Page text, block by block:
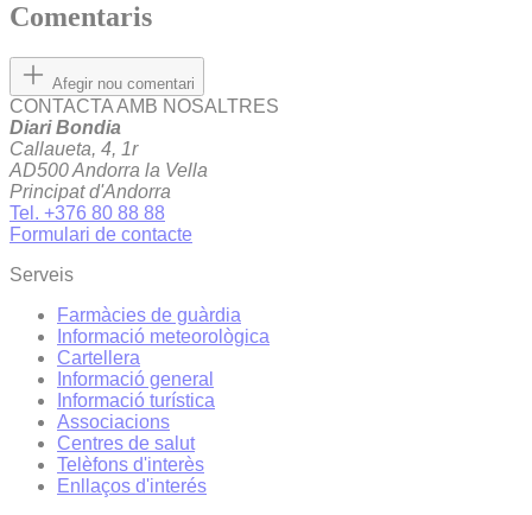
Comentaris
Afegir nou comentari
CONTACTA AMB NOSALTRES
Diari Bondia
Callaueta, 4, 1r
AD500 Andorra la Vella
Principat d'Andorra
Tel. +376 80 88 88
Formulari de contacte
Serveis
Farmàcies de guàrdia
Informació meteorològica
Cartellera
Informació general
Informació turística
Associacions
Centres de salut
Telèfons d'interès
Enllaços d'interés